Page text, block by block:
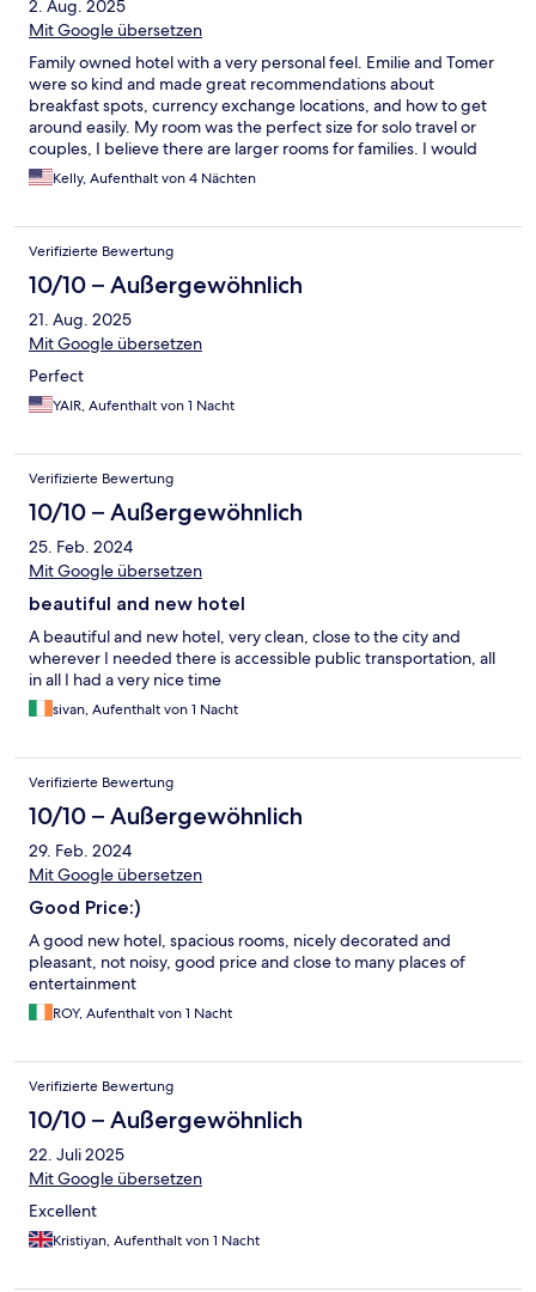
2. Aug. 2025
Mit Google übersetzen
Family owned hotel with a very personal feel. Emilie and Tomer
were so kind and made great recommendations about
breakfast spots, currency exchange locations, and how to get
around easily. My room was the perfect size for solo travel or
couples, I believe there are larger rooms for families. I would
love to stay here again.
Kelly, Aufenthalt von 4 Nächten
Verifizierte Bewertung
10/10 – Außergewöhnlich
21. Aug. 2025
Mit Google übersetzen
Perfect
YAIR, Aufenthalt von 1 Nacht
Verifizierte Bewertung
10/10 – Außergewöhnlich
25. Feb. 2024
Mit Google übersetzen
beautiful and new hotel
A beautiful and new hotel, very clean, close to the city and
wherever I needed there is accessible public transportation, all
in all I had a very nice time
sivan, Aufenthalt von 1 Nacht
Verifizierte Bewertung
10/10 – Außergewöhnlich
29. Feb. 2024
Mit Google übersetzen
Good Price:)
A good new hotel, spacious rooms, nicely decorated and
pleasant, not noisy, good price and close to many places of
entertainment
ROY, Aufenthalt von 1 Nacht
Verifizierte Bewertung
10/10 – Außergewöhnlich
22. Juli 2025
Mit Google übersetzen
Excellent
Kristiyan, Aufenthalt von 1 Nacht